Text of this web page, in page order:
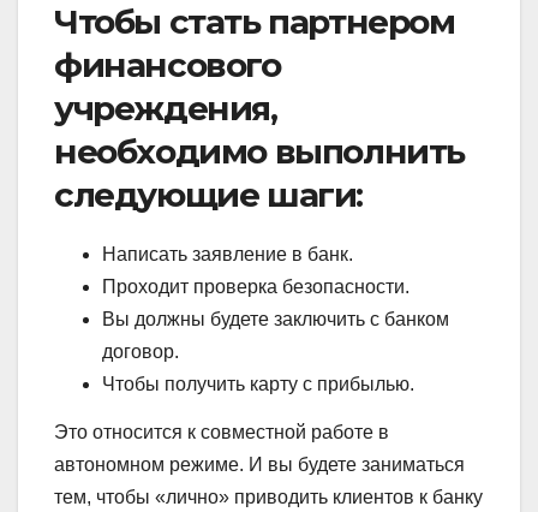
Чтобы стать партнером
финансового
учреждения,
необходимо выполнить
следующие шаги:
Написать заявление в банк.
Проходит проверка безопасности.
Вы должны будете заключить с банком
договор.
Чтобы получить карту с прибылью.
Это относится к совместной работе в
автономном режиме. И вы будете заниматься
тем, чтобы «лично» приводить клиентов к банку